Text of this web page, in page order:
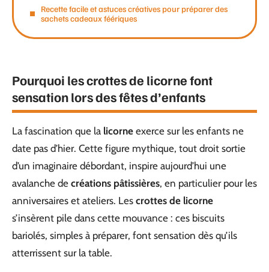
Recette facile et astuces créatives pour préparer des
sachets cadeaux féériques
Pourquoi les crottes de licorne font
sensation lors des fêtes d’enfants
La fascination que la licorne exerce sur les enfants ne
date pas d’hier. Cette figure mythique, tout droit sortie
d’un imaginaire débordant, inspire aujourd’hui une
avalanche de créations pâtissières, en particulier pour les
anniversaires et ateliers. Les crottes de licorne
s’insèrent pile dans cette mouvance : ces biscuits
bariolés, simples à préparer, font sensation dès qu’ils
atterrissent sur la table.